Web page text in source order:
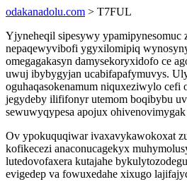
odakanadolu.com > T7FUL
Yjyneheqil sipesywy ypamipynesomuc
nepaqewyvibofi ygyxilomipiq
omegagakasyn damysekoryxidofo ce
uwuj ibybygyjan ucabifapafymuvys.
oguhaqasokenamum niquxeziwylo cefi
jegydeby ilififonyr utemom boqibybu
sewuwyqypesa apojux
Ov ypokuquqiwar ivaxavykawokoxat
kofikecezi anaconucagekyx
lutedovofaxera kutajahe
evigedep va fowuxedahe xixugo